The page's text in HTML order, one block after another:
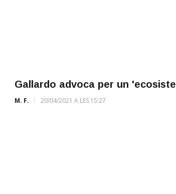
Gallardo advoca per un
M. F. 20/04/2021 A LES 15:27